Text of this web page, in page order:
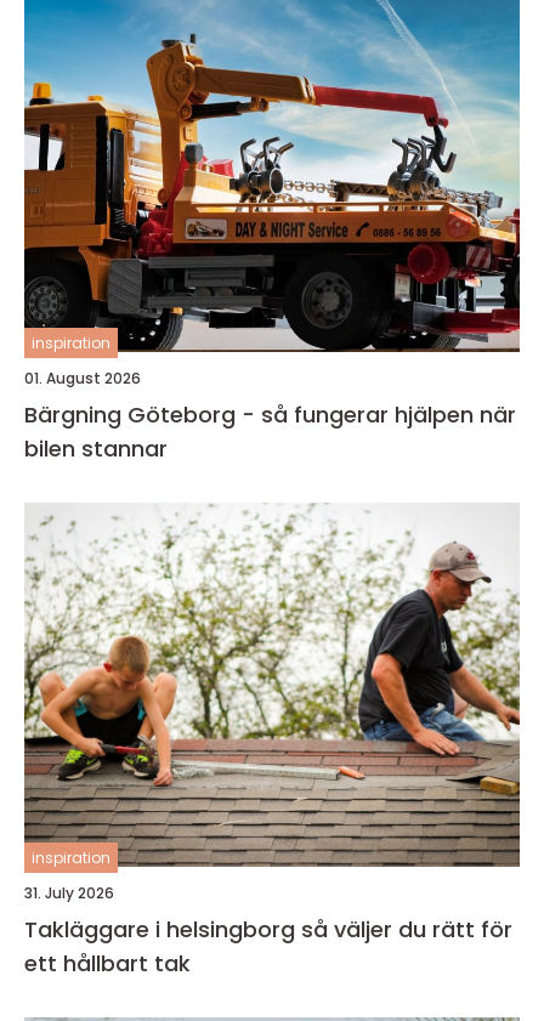
inspiration
01. August 2026
Bärgning Göteborg - så fungerar hjälpen när
bilen stannar
inspiration
31. July 2026
Takläggare i helsingborg så väljer du rätt för
ett hållbart tak